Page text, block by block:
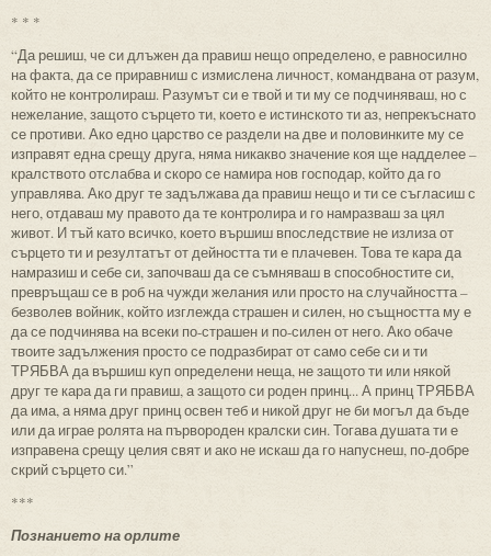
* * *
“Да решиш, че си длъжен да правиш нещо определено, е равносилно
на факта, да се приравниш с измислена личност, командвана от разум,
който не контролираш. Разумът си е твой и ти му се подчиняваш, но с
нежелание, защото сърцето ти, което е истинското ти аз, непрекъснато
се противи. Ако едно царство се раздели на две и половинките му се
изправят една срещу друга, няма никакво значение коя ще надделее –
кралството отслабва и скоро се намира нов господар, който да го
управлява. Ако друг те задължава да правиш нещо и ти се съгласиш с
него, отдаваш му правото да те контролира и го намразваш за цял
живот. И тъй като всичко, което вършиш впоследствие не излиза от
сърцето ти и резултатът от дейността ти е плачевен. Това те кара да
намразиш и себе си, започваш да се съмняваш в способностите си,
превръщаш се в роб на чужди желания или просто на случайността –
безволев войник, който изглежда страшен и силен, но същността му е
да се подчинява на всеки по-страшен и по-силен от него. Ако обаче
твоите задължения просто се подразбират от само себе си и ти
ТРЯБВА да вършиш куп определени неща, не защото ти или някой
друг те кара да ги правиш, а защото си роден принц... А принц ТРЯБВА
да има, а няма друг принц освен теб и никой друг не би могъл да бъде
или да играе ролята на първороден кралски син. Тогава душата ти е
изправена срещу целия свят и ако не искаш да го напуснеш, по-добре
скрий сърцето си.”
***
Познанието на орлите